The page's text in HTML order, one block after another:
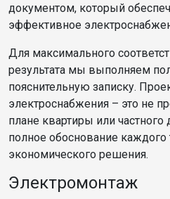
документом, который
эффективное
Для максимального
результата мы выполняем
пояснительную записку.
электроснабжения – это не
плане квартиры или
полное обоснование каждого
экономического решения.
Электромонтаж